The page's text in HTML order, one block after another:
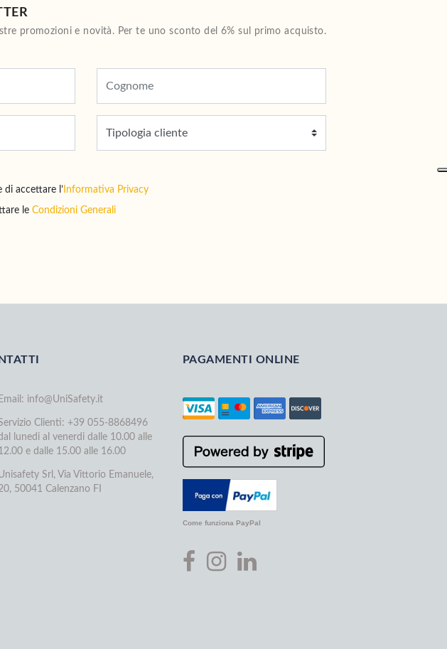
promozioni e novità. Per te uno sconto del 6% sul primo acquisto.
di accettare l’ Informativa Privacy
le Condizioni Generali
Email: info@UniSafety.it
Clienti: +39 055-8868496
lunedi al venerdi dalle 10.00 alle
e dalle 15.00 alle 16.00
Srl, Via Vittorio Emanuele,
50041 Calenzano FI
PAGAMENTI ONLINE
Come funziona PayPal